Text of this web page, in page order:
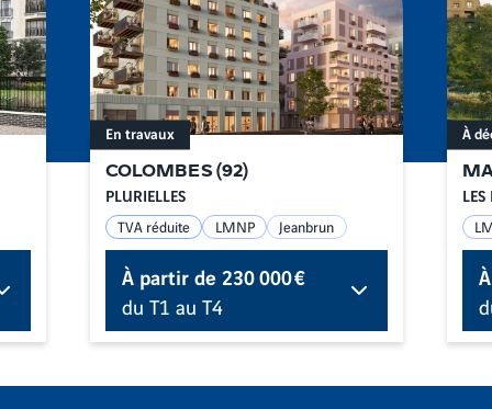
COLOMBES(92)
PLURIELLES
En travaux
TVA réduite LMNP Jeanbrun
À partir de230 000 €
du T1 au T4
LES
À